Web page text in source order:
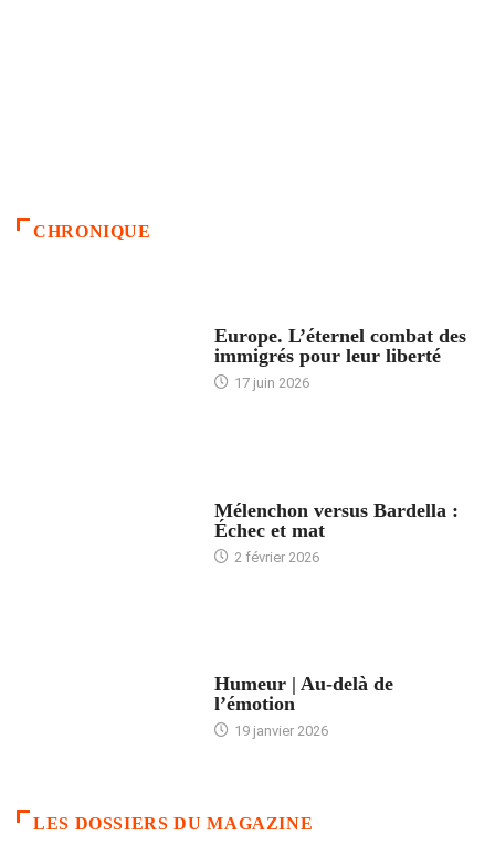
CHRONIQUE
Europe. L’éternel combat des
immigrés pour leur liberté
17 juin 2026
Mélenchon versus Bardella :
Échec et mat
2 février 2026
Humeur | Au-delà de
l’émotion
19 janvier 2026
LES DOSSIERS DU MAGAZINE